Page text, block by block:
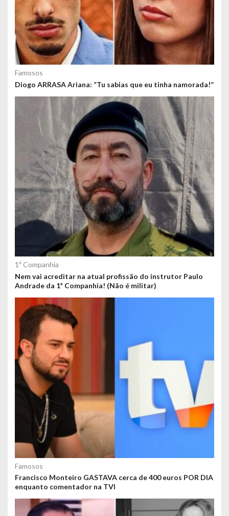
Famosos
Diogo ARRASA Ariana: “Tu sabias que eu tinha namorada!”
1ª Companhia
Nem vai acreditar na atual profissão do instrutor Paulo
Andrade da 1ª Companhia! (Não é militar)
Famosos
Francisco Monteiro GASTAVA cerca de 400 euros POR DIA
enquanto comentador na TVI